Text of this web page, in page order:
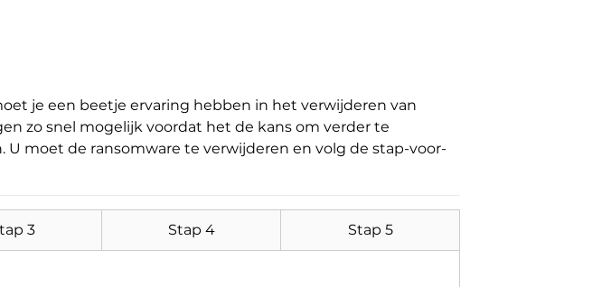
je een beetje ervaring hebben in het verwijderen van
zo snel mogelijk voordat het de kans om verder te
moet de ransomware te verwijderen en volg de stap-voor-
3 Stap 4 Stap 5
Tool